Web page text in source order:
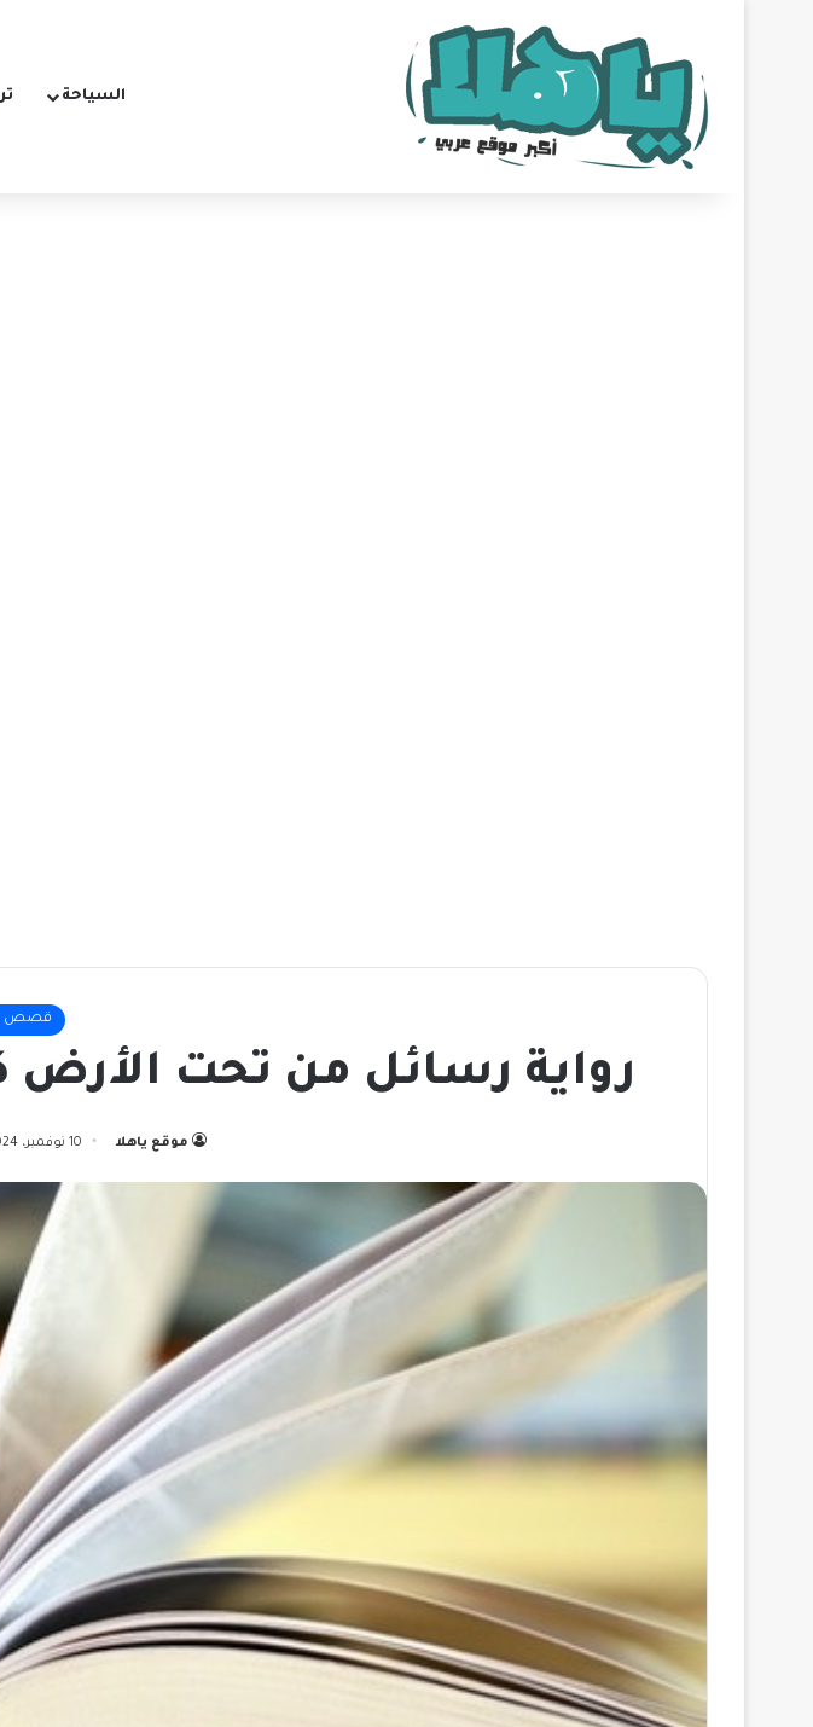
السياحة
قصص
رواية رسائل من تحت الأرض
موقع ياهلا 10 نوفمبر، 2024